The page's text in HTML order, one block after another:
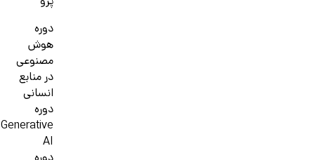
دوره
هوش
مصنوعی
در منابع
انسانی
دوره
Generative
AI